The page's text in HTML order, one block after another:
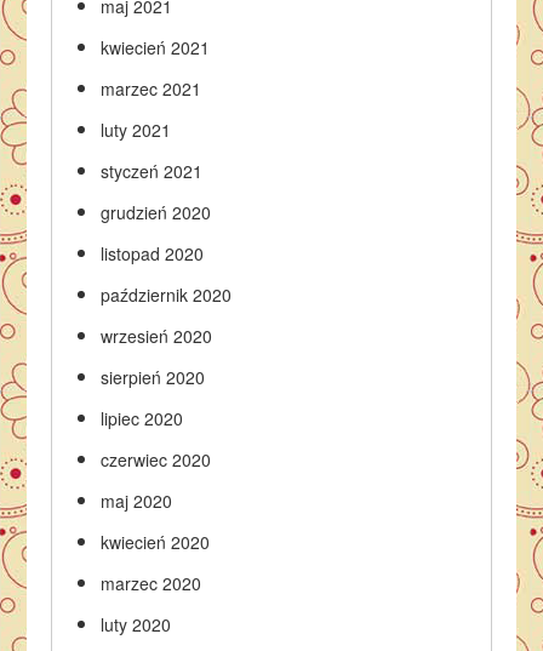
maj 2021
kwiecień 2021
marzec 2021
luty 2021
styczeń 2021
grudzień 2020
listopad 2020
październik 2020
wrzesień 2020
sierpień 2020
lipiec 2020
czerwiec 2020
maj 2020
kwiecień 2020
marzec 2020
luty 2020